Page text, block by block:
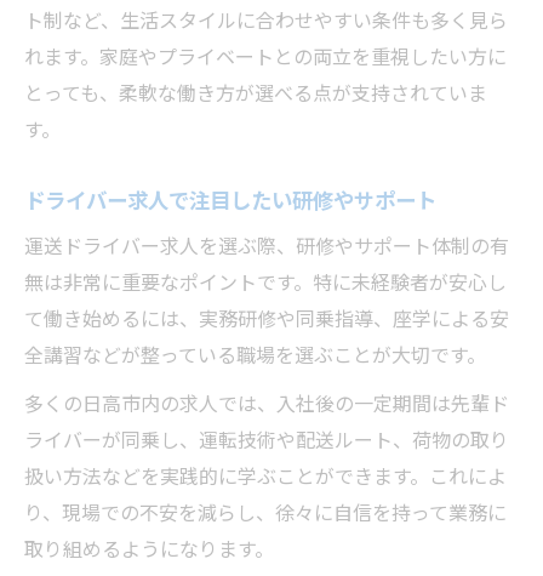
ト制など、生活スタイルに合わせやすい条件も多く見ら
れます。家庭やプライベートとの両立を重視したい方に
とっても、柔軟な働き方が選べる点が支持されていま
す。
ドライバー求人で注目したい研修やサポート
運送ドライバー求人を選ぶ際、研修やサポート体制の有
無は非常に重要なポイントです。特に未経験者が安心し
て働き始めるには、実務研修や同乗指導、座学による安
全講習などが整っている職場を選ぶことが大切です。
多くの日高市内の求人では、入社後の一定期間は先輩ド
ライバーが同乗し、運転技術や配送ルート、荷物の取り
扱い方法などを実践的に学ぶことができます。これによ
り、現場での不安を減らし、徐々に自信を持って業務に
取り組めるようになります。